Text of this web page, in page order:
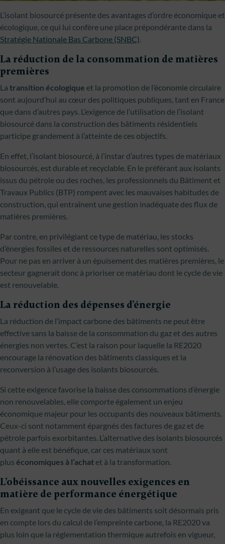
L’isolant biosourcé présente des avantages d’ordre économique et
écologique, ce qui lui confère une place prépondérante dans la
Stratégie Nationale Bas Carbone (SNBC).
La réduction de la consommation de matières
premières
La transition écologique et la promotion de l’économie circulaire
sont aujourd’hui au cœur des politiques publiques, tant en France
que dans d’autres pays. L’exigence de l’utilisation de l’isolant
biosourcé dans la construction des bâtiments résidentiels
participe grandement à l’atteinte de ces objectifs.
En effet, l’isolant biosourcé, à l’instar d’autres types de matériaux
biosourcés, est durable et recyclable. En le préférant aux isolants
issus du pétrole ou des roches, les professionnels du Bâtiment et
Travaux Publics (BTP) rompent avec les mauvaises habitudes de
construction, qui entraînent une gestion inadéquate des flux de
matières premières.
Par contre, en privilégiant ce type de matériau, les stocks
d’énergies fossiles et de ressources naturelles sont optimisés.
Pour ne pas en arriver à un épuisement des matières premières, le
secteur gagnerait donc à prioriser ce matériau dont le cycle de vie
est renouvelable.
La réduction des dépenses d’énergie
La réduction de l’impact carbone des bâtiments ne peut être
effective sans la baisse de la consommation du gaz et des autres
énergies non vertes. C’est la raison pour laquelle la RE2020
encourage la rénovation des bâtiments classiques et la
reconversion à l’usage des isolants biosourcés.
Si cette exigence favorise la baisse des consommations d’énergie
non renouvelables, elle comporte également un enjeu
économique majeur pour les occupants des nouveaux bâtiments.
Ceux-ci sont notamment épargnés des factures de gaz et de
pétrole parfois exorbitantes. L’alternative des isolants biosourcés
quant à elle est bénéfique, car ces matériaux sont
plus économiques à l’achat et à la transformation.
L’obéissance aux nouvelles exigences en
matière de performance énergétique
En exigeant que le cycle de vie des bâtiments soit désormais pris
en compte lors du calcul de l’empreinte carbone, la RE2020 va
plus loin que la réglementation thermique autrefois en vigueur,